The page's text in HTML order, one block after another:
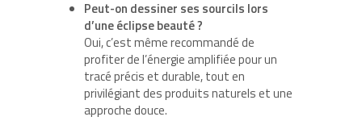
Peut-on dessiner ses sourcils lors
d’une éclipse beauté ?
Oui, c’est même recommandé de
profiter de l’énergie amplifiée pour un
tracé précis et durable, tout en
privilégiant des produits naturels et une
approche douce.